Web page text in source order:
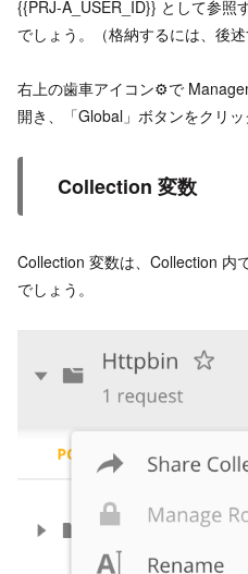
{{PRJ-A_USER_ID}} として参照
でしょう。（格納するには、後
右上の歯車アイコン⚙で
開き、「Global」ボタンをクリッ
Collection 変数
Collection 変数は、Collection 内
でしょう。